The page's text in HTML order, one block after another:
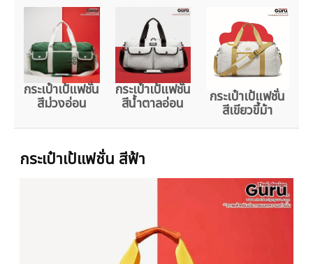
กระเป๋าเป้แฟชั่น
สีม่วงอ่อน
กระเป๋าเป้แฟชั่น
สีน้ำตาลอ่อน กระเป๋าเป้แฟชั่น
สีเขียวขี้ม้า
กระเป๋าเป้แฟชั่น สีฟ้า